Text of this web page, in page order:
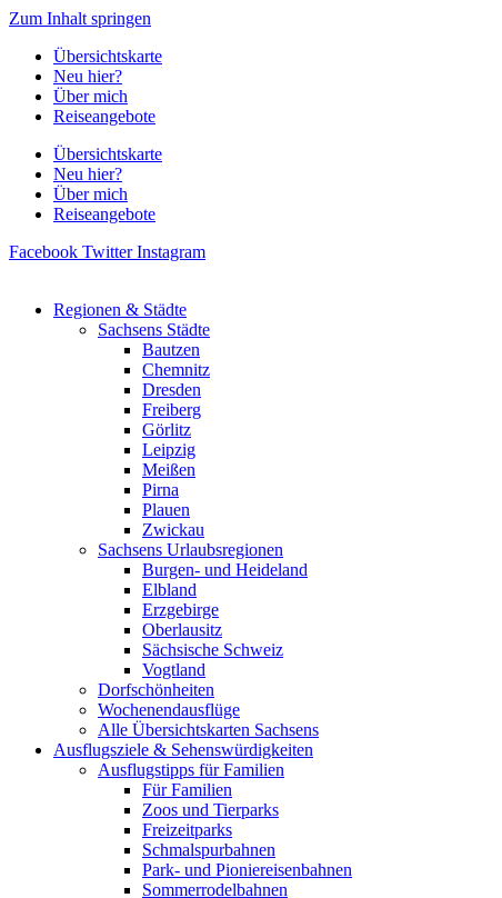
Zum Inhalt springen
Übersichtskarte
Neu hier?
Über mich
Reiseangebote
Übersichtskarte
Neu hier?
Über mich
Reiseangebote
Facebook Twitter Instagram
Regionen & Städte
Sachsens Städte
Bautzen
Chemnitz
Dresden
Freiberg
Görlitz
Leipzig
Meißen
Pirna
Plauen
Zwickau
Sachsens Urlaubsregionen
Burgen- und Heideland
Elbland
Erzgebirge
Oberlausitz
Sächsische Schweiz
Vogtland
Dorfschönheiten
Wochenendausflüge
Alle Übersichtskarten Sachsens
Ausflugsziele & Sehenswürdigkeiten
Ausflugstipps für Familien
Für Familien
Zoos und Tierparks
Freizeitparks
Schmalspurbahnen
Park- und Pioniereisenbahnen
Sommerrodelbahnen